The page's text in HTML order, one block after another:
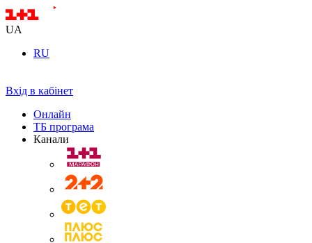
UA
RU
Вхід в кабінет
Онлайн
ТБ програма
Канали